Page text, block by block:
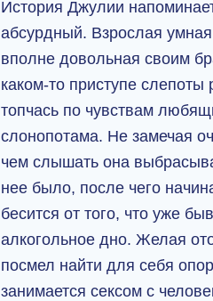
История Джулии
абсурдный. Взрослая
вполне довольная своим
каком-то приступе
топчась по чувствам
слонопотама. Не замечая
чем слышать она
нее было, после чего
бесится от того, что уже
алкогольное дно. Желая
посмел найти для себя
занимается сексом с